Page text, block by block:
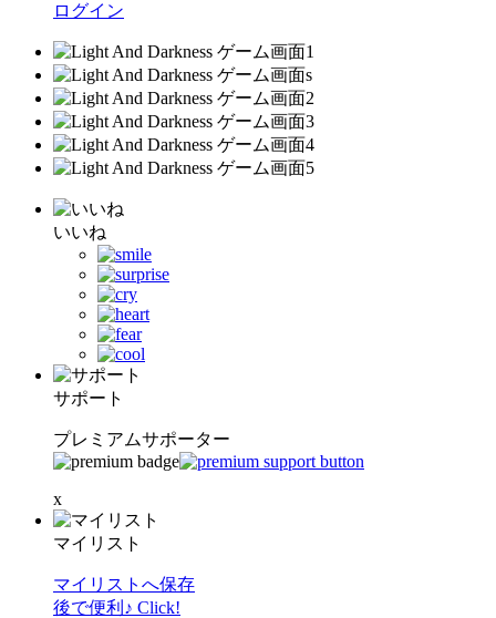
ログイン
いいね
サポート
プレミアムサポーター
x
マイリスト
マイリストへ保存
後で便利♪ Click!